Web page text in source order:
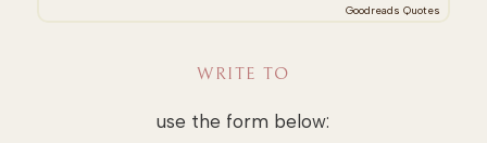
Goodreads Quotes
WRITE TO
use the form below: